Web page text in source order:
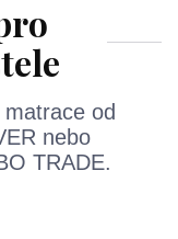
od
nebo
TRADE.